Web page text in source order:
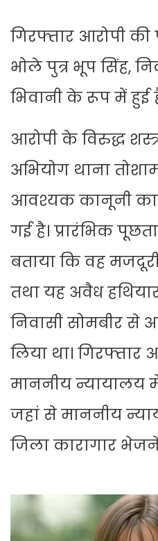
गिरफ्तार आरोपी
भोले पुत्र भूप सिंह,
भिवानी के रूप में हुई
आरोपी के विरुद्ध
अभियोग थाना
आवश्यक कानूनी
गई है। प्रारंभिक
बताया कि वह
तथा यह अवैध
निवासी सोमबीर
लिया था।
माननीय न्यायालय
जहां से माननीय
जिला कारागार